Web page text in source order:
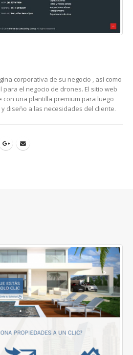
corporativa de su negocio , así como
el negocio de drones. El sitio web
una plantilla premium para luego
diseño a las necesidades del cliente.